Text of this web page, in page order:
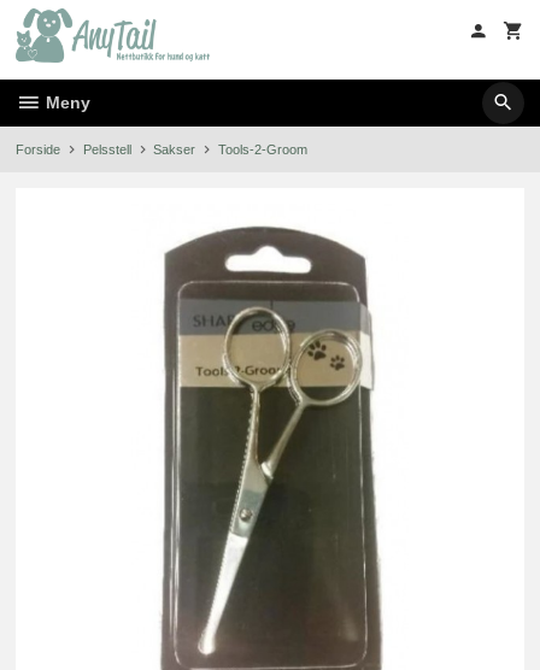
innholdet
Meny
Forside Pelsstell Sakser Tools-2-Groom